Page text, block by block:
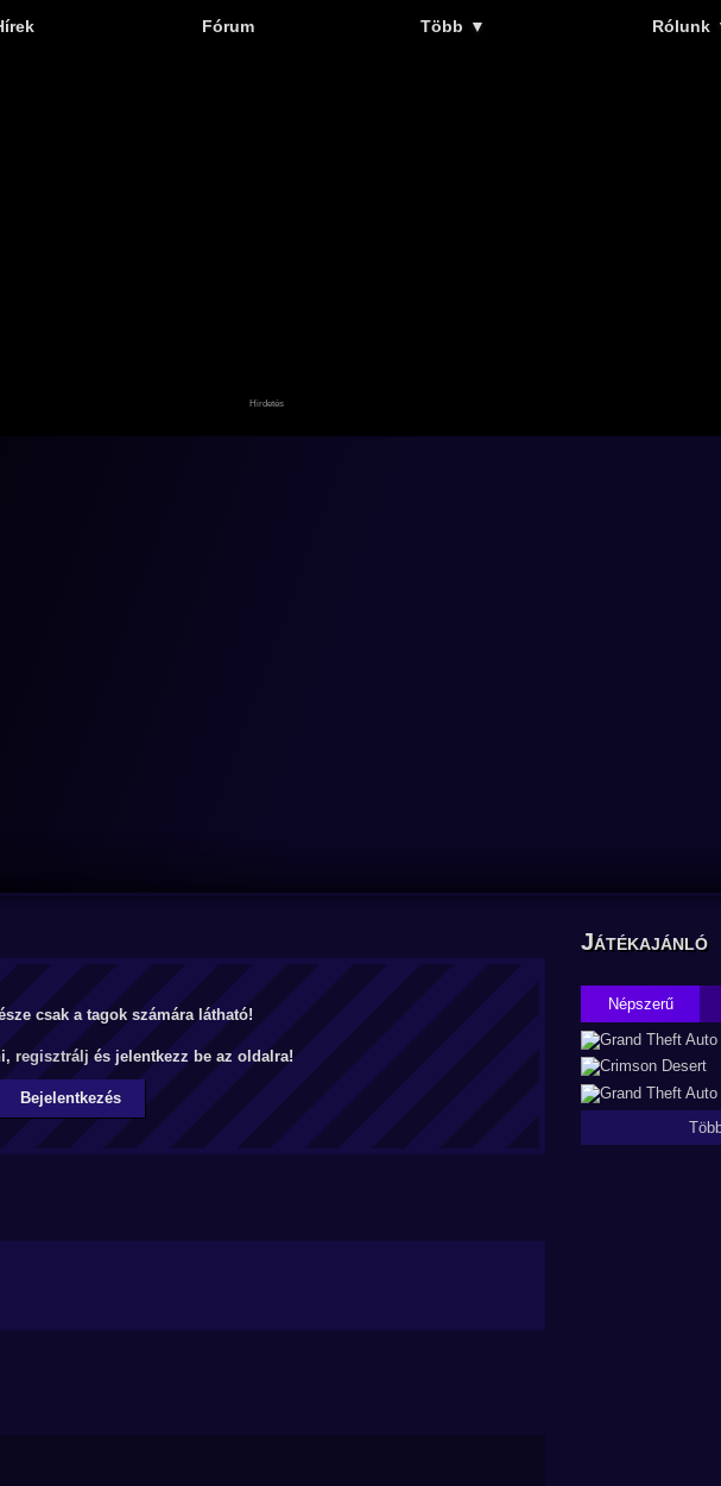
Fórum Több ▼ Rólunk
csak a tagok számára látható!
regisztrálj és jelentkezz be az oldalra!
Bejelentkezés
Játékajánló
Népszerű